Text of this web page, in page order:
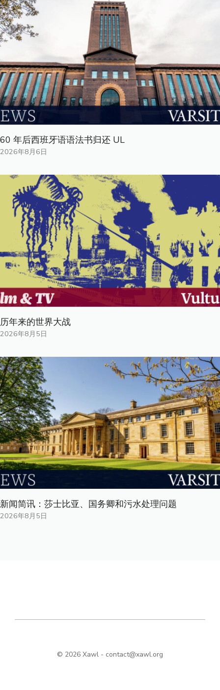
60 年后西班牙语语法书归还 UL
2026年8月6日
历年来的世界大战
2026年8月5日
新闻简讯：莎士比亚、国务卿和污水处理问题
2026年8月5日
© 2026 Xawl - contact@xawl.org